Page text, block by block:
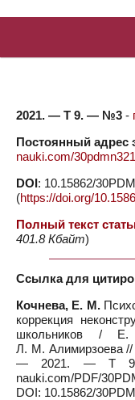
2021. — Т 9. — №3 -
Постоянный адрес
nauki.com/
DOI: 10.15862/
(https://doi.org/
Полный текст
401.8 Кбайт)
Ссылка для
Кочнева, Е. М.
коррекция
школьников /
Л. М. Алимирзоева //
— 2021. — Т
nauki.com/
DOI: 10.15862/